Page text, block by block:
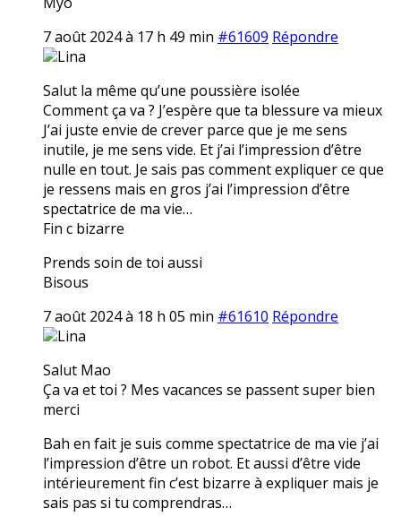
7 août 2024 à 17 h 49 min #61609 Répondre
Lina
Salut la même qu’une poussière isolée
Comment ça va ? J’espère que ta blessure va mieux
J’ai juste envie de crever parce que je me sens
inutile, je me sens vide. Et j’ai l’impression d’être
nulle en tout. Je sais pas comment expliquer ce que
je ressens mais en gros j’ai l’impression d’être
spectatrice de ma vie…
Fin c bizarre
Prends soin de toi aussi
Bisous
7 août 2024 à 18 h 05 min #61610 Répondre
Lina
Salut Mao
Ça va et toi ? Mes vacances se passent super bien
merci
Bah en fait je suis comme spectatrice de ma vie j’ai
l’impression d’être un robot. Et aussi d’être vide
intérieurement fin c’est bizarre à expliquer mais je
sais pas si tu comprendras…